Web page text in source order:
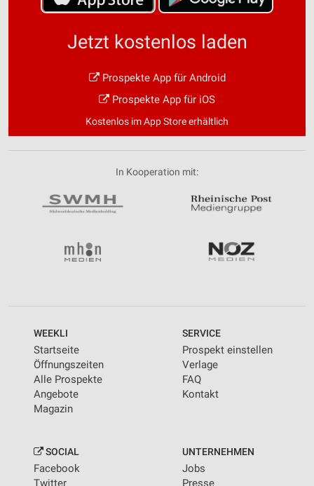
Jetzt kostenlos laden
Prospekte App für Android
Prospekte App für iOS
Kostenlos im App Store erhältlich
In Kooperation mit:
WEEKLI
Startseite
Öffnungszeiten
Alle Prospekte
Angebote
Magazin
SERVICE
Prospekt einstellen
Verlage
FAQ
Kontakt
SOCIAL
Facebook
Twitter
UNTERNEHMEN
Jobs
Presse